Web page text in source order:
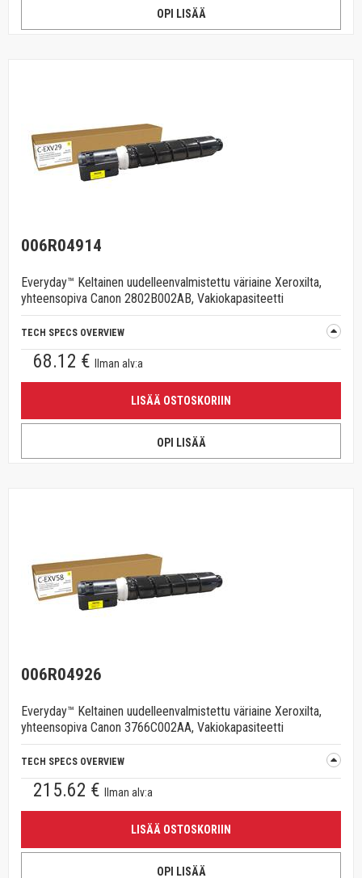
OPI LISÄÄ
006R04914
Everyday™ Keltainen uudelleenvalmistettu väriaine Xeroxilta,
yhteensopiva Canon 2802B002AB, Vakiokapasiteetti
TECH SPECS OVERVIEW
68.12 € Ilman alv:a
LISÄÄ OSTOSKORIIN
OPI LISÄÄ
006R04926
Everyday™ Keltainen uudelleenvalmistettu väriaine Xeroxilta,
yhteensopiva Canon 3766C002AA, Vakiokapasiteetti
TECH SPECS OVERVIEW
215.62 € Ilman alv:a
LISÄÄ OSTOSKORIIN
OPI LISÄÄ